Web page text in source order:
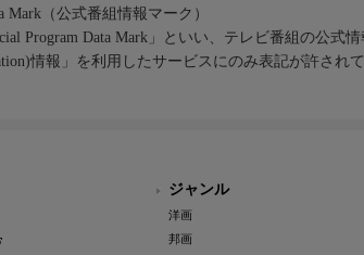
Mark（公式番組情報マーク）
Program Data Mark」といい、テレビ番組の公式情
情報」を利用したサービスにのみ表記が許され
ジャンル
洋画
邦画